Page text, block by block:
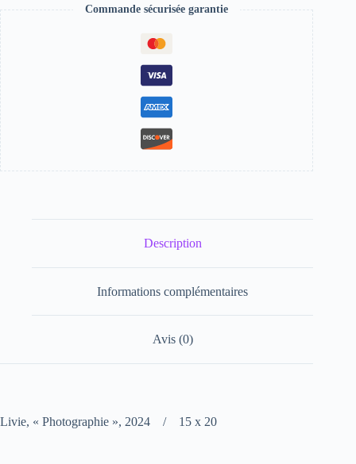
Commande sécurisée garantie
Description
Informations complémentaires
Avis (0)
Livie, « Photographie », 2024 / 15 x 20